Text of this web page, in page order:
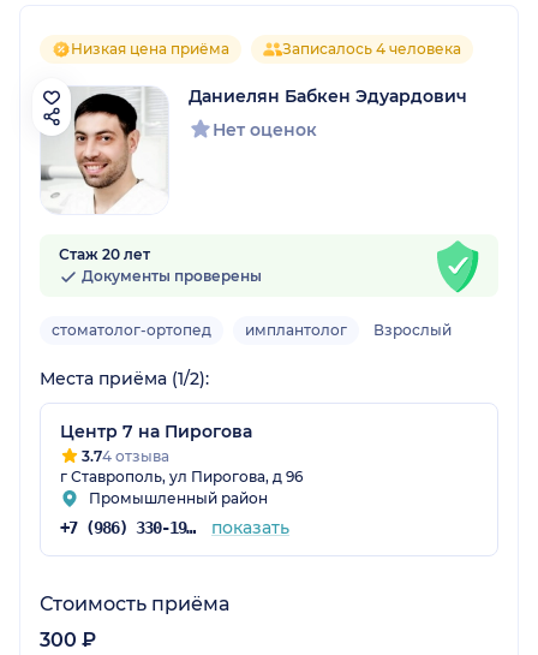
Низкая цена приёма Записалось 4 человека
Даниелян Бабкен Эдуардович
Нет оценок
Стаж 20 лет
Документы проверены
стоматолог-ортопед имплантолог Взрослый
Места приёма (1/2):
Центр 7 на Пирогова
3.74 отзыва
г Ставрополь, ул Пирогова, д 96
Промышленный район
+7 (986) 330-19-64 показать
Стоимость приёма
300 ₽